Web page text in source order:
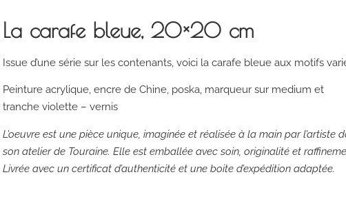
La carafe bleue, 20×20 cm
Issue d’une série sur les contenants, voici la carafe bleue aux motifs
Peinture acrylique, encre de Chine, poska, marqueur sur medium et
tranche violette – vernis
L’oeuvre est une pièce unique, imaginée et réalisée à la main par l’artiste
son atelier de Touraine. Elle est emballée avec soin, originalité et
Livrée avec un certificat d’authenticité et une boite d’expédition adaptée.